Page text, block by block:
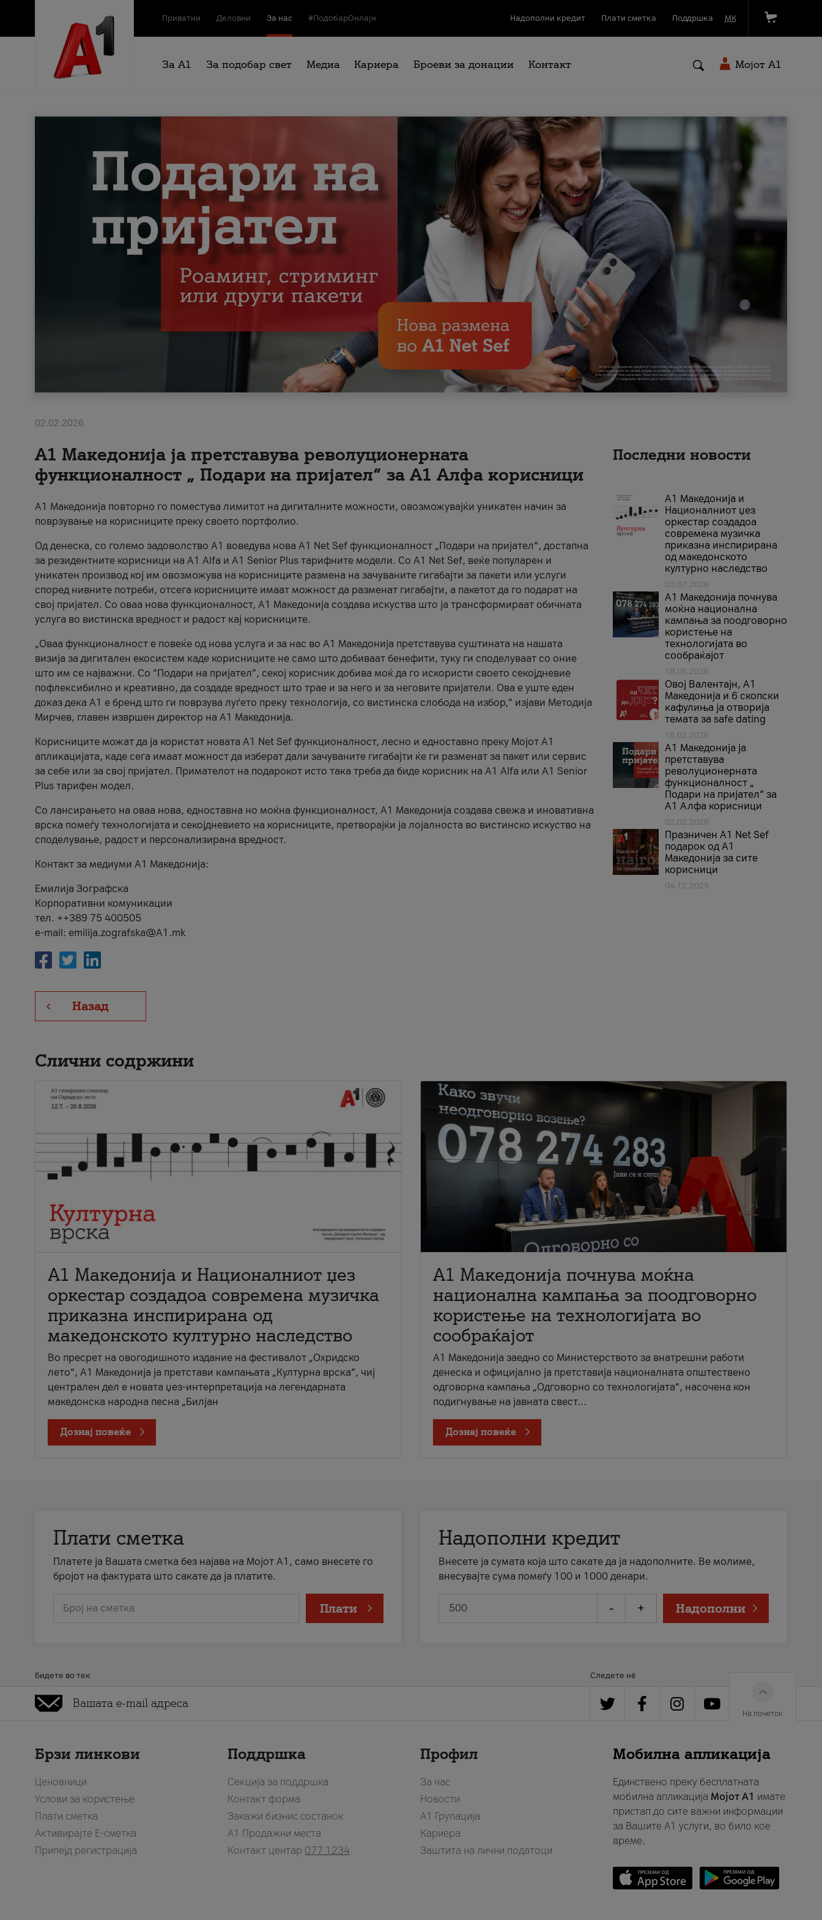
Приватни Деловни За нас #ПодобарОнлајн Надополни кредит Плати сметка Поддршка МК
За А1 За подобар свет Медиа Кариера Броеви за донации Контакт Мојот A1
02.02.2026
А1 Македонија ја претставува револуционерната
функционалност „ Подари на пријател“ за А1 Алфа корисници
А1 Македонија повторно го поместува лимитот на дигиталните можности, овозможувајќи уникатен начин за
поврзување на корисниците преку своето портфолио.
Од денеска, со големо задоволство А1 воведува нова A1 Net Sef функционалност „Подари на пријател“, достапна
за резидентните корисници на А1 Alfa и A1 Senior Plus тарифните модели. Со A1 Net Sef, веќе популарен и
уникатен производ кој им овозможува на корисниците размена на зачуваните гигабајти за пакети или услуги
според нивните потреби, отсега корисниците имаат можност да разменат гигабајти, а пакетот да го подарат на
свој пријател. Со оваа нова функционалност, А1 Македонија создава искуства што ја трансформираат обичната
услуга во вистинска вредност и радост кај корисниците.
„Оваа функционалност е повеќе од нова услуга и за нас во А1 Македонија претставува суштината на нашата
визија за дигитален екосистем каде корисниците не само што добиваат бенефити, туку ги споделуваат со оние
што им се најважни. Со “Подари на пријател”, секој корисник добива моќ да го искористи своето секојдневие
пофлексибилно и креативно, да создаде вредност што трае и за него и за неговите пријатели. Ова е уште еден
доказ дека А1 е бренд што ги поврзува луѓето преку технологија, со вистинска слобода на избор,“ изјави Методија
Мирчев, главен извршен директор на А1 Македонија.
Корисниците можат да ја користат новата А1 Net Sef функционалност, лесно и едноставно преку Мојот А1
апликацијата, каде сега имаат можност да изберат дали зачуваните гигабајти ќе ги разменат за пакет или сервис
за себе или за свој пријател. Примателот на подарокот исто така треба да биде корисник на А1 Alfa или A1 Senior
Plus тарифен модел.
Со лансирањето на оваа нова, едноставна но моќна функционалност, А1 Македонија создава свежа и иновативна
врска помеѓу технологијата и секојдневието на корисниците, претворајќи ја лојалноста во вистинско искуство на
споделување, радост и персонализирана вредност.
Контакт за медиуми А1 Македонија:
Емилија Зографска
Корпоративни комуникации
тел. ++389 75 400505
e-mail: emilija.zografska@A1.mk
Назад
Последни новости
А1 Македонија и
Националниот џез
оркестар создадоа
современа музичка
приказна инспирирана
од македонското
културно наследство
03.07.2026
A1 Македонија почнува
моќна национална
кампања за поодговорно
користење на
технологијата во
сообраќајот
18.05.2026
Овој Валентајн, A1
Македонија и 6 скопски
кафулиња ја отворија
темата за safe dating
16.02.2026
А1 Македонија ја
претставува
револуционерната
функционалност „
Подари на пријател“ за
А1 Алфа корисници
02.02.2026
Празничен A1 Net Sеf
подарок од А1
Македонија за сите
корисници
04.12.2025
Слични содржини
А1 Македонија и Националниот џез
оркестар создадоа современа музичка
приказна инспирирана од
македонското културно наследство
Во пресрет на овогодишното издание на фестивалот „Охридско
лето“, А1 Македонија ја претстави кампањата „Културна врска“, чиј
централен дел е новата џез-интерпретација на легендарната
македонска народна песна „Билјан
Дознај повеќе
A1 Македонија почнува моќна
национална кампања за поодговорно
користење на технологијата во
сообраќајот
A1 Македонија заедно со Министерството за внатрешни работи
денеска и официјално ја претставија националната општествено
одговорна кампања „Одговорно со технологијата“, насочена кон
подигнување на јавната свест...
Дознај повеќе
Плати сметка
Платете ја Вашата сметка без најава на Мојот А1, само внесете го
бројот на фактурата што сакате да ја платите.
Број на сметка Плати
Надополни кредит
Внесете ја сумата која што сакате да ја надополните. Ве молиме,
внесувајте сума помеѓу 100 и 1000 денари.
- + Надополни
Бидете во тек Следете нè
На почеток
Брзи линкови
Ценовници
Услови за користење
Плати сметка
Активирајте Е-сметка
Припејд регистрација
Поддршка
Секција за поддршка
Контакт форма
Закажи бизнис состанок
A1 Продажни места
Контакт центар 077 1234
Профил
За нас
Новости
А1 Групација
Кариера
Заштита на лични податоци
Мобилна апликација
Единствено преку бесплатната
мобилна апликација Мојот A1 имате
пристап до сите важни информации
за Вашите A1 услуги, во било кое
време.